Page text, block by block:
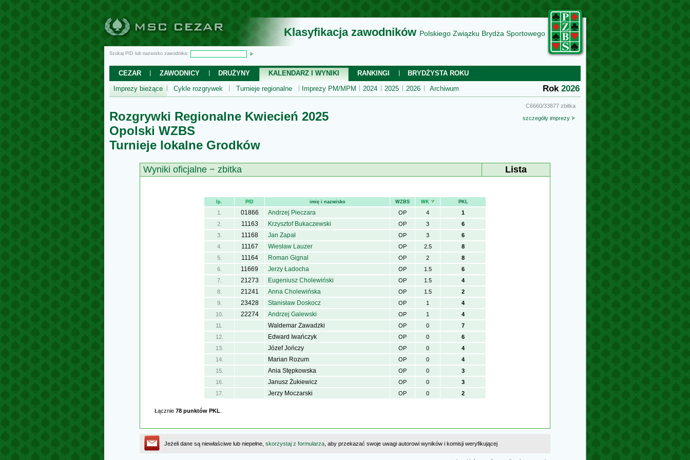
Klasyfikacja zawodników Polskiego Związku Brydża Sportowego
Szukaj PID lub nazwisko zawodnika:
CEZAR ZAWODNICY DRUŻYNY KALENDARZ I WYNIKI RANKINGI
BRYDŻYSTA ROKU
Imprezy bieżące
Cykle rozgrywek Turnieje regionalne Imprezy PM/MPM 2024 2025 2026 Archiwum Rok 2026
C6660/33877 zbitka
szczegóły imprezy
Rozgrywki Regionalne Kwiecień 2025
Opolski WZBS
Turnieje lokalne Grodków
Wyniki oficjalne − zbitka Lista
lp. PID imię i nazwisko WZBS WK PKL
1. 01866 Andrzej Pieczara OP 4
1
2.
11163 Krzysztof Bukaczewski OP 3
6
3.
11168 Jan Zapał OP 3
6
4.
11167 Wiesław Lauzer OP 2.5
8
5.
11164 Roman Gignal OP 2
8
6.
11669 Jerzy Ładocha OP 1.5
6
7.
21273 Eugeniusz Cholewiński OP 1.5
4
8.
21241 Anna Cholewińska OP 1.5
2
9.
23428 Stanisław Doskocz OP 1
4
10.
22274 Andrzej Galewski OP 1
4
11.
Waldemar Zawadzki OP 0
7
12.
Edward Iwańczyk OP 0
6
13.
Józef Jończy OP 0
4
14.
Marian Rozum OP 0
4
15.
Ania Stępkowska OP 0
3
16.
Janusz Żukiewicz OP 0
3
17.
Jerzy Moczarski OP 0 2
Łącznie 78 punktów PKL
Jeżeli dane są niewłaściwe lub niepełne, skorzystaj z formularza , aby przekazać swoje uwagi autorowi wyników i komisji weryfikującej